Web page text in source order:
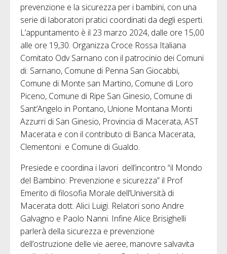
prevenzione e la sicurezza per i bambini, con una
serie di laboratori pratici coordinati da degli esperti.
L’appuntamento è il 23 marzo 2024, dalle ore 15,00
alle ore 19,30. Organizza Croce Rossa Italiana
Comitato Odv Sarnano con il patrocinio dei Comuni
di: Sarnano, Comune di Penna San Giocabbi,
Comune di Monte san Martino, Comune di Loro
Piceno, Comune di Ripe San Ginesio, Comune di
Sant’Angelo in Pontano, Unione Montana Monti
Azzurri di San Ginesio, Provincia di Macerata, AST
Macerata e con il contributo di Banca Macerata,
Clementoni e Comune di Gualdo.
Presiede e coordina i lavori dell’incontro “il Mondo
del Bambino: Prevenzione e sicurezza” il Prof
Emerito di filosofia Morale dell’Università di
Macerata dott. Alici Luigi. Relatori sono Andre
Galvagno e Paolo Nanni. Infine Alice Brisighelli
parlerà della sicurezza e prevenzione
dell’ostruzione delle vie aeree, manovre salvavita